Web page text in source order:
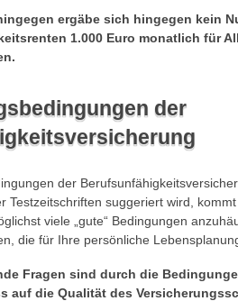
ergäbe sich hingegen kein
1.000 Euro monatlich für
der
der
Testzeitschriften suggeriert wird,
viele „gute“ Bedingungen
die für Ihre persönliche
Fragen sind durch die
auf die Qualität des